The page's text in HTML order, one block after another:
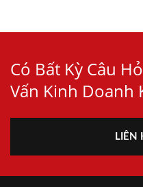
Có Bất Kỳ Câu
Vấn Kinh Doanh
LIÊN